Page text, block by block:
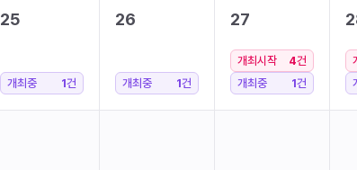
25
개최중 1건
26
개최중 1건
27
개최시작 4건
개최중
1건